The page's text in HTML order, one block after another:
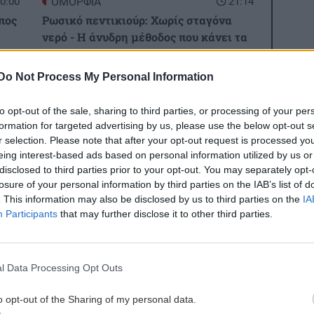
Do Not Process My Personal Information
opt-out of the sale, sharing to third parties, or processing of your
for targeted advertising by us, please use the below opt-out
selection. Please note that after your opt-out request is processed
interest-based ads based on personal information utilized by us
to third parties prior to your opt-out. You may separately
of your personal information by third parties on the IAB’s list of
This information may also be disclosed by us to third parties on the
Participants that may further disclose it to other third parties.
Data Processing Opt Outs
opt-out of the Sharing of my personal data.
να
Ρωσικό πεντικιούρ: Χωρίς σταγόνα
νερό - Η άνυδρη μέθοδος που κάνει τα
πέλματα βελούδινα (χωρίς ξύστρες και
πόνο)
21:00
GOSSIP - LIFESTYLE
Η Ελένη Βουλγαράκη διαψεύδει τον
χωρισμό της με τον Φώτη Ιωαννίδη
20:55
ΠΟΛΙΤΙΣΜΟΣ
Ιστορική πρωτιά στην Επίδαυρο: Οι
αισθητηριακές αναπηρίες
3,3 εκατ. ευρώ για το στεγαστικό